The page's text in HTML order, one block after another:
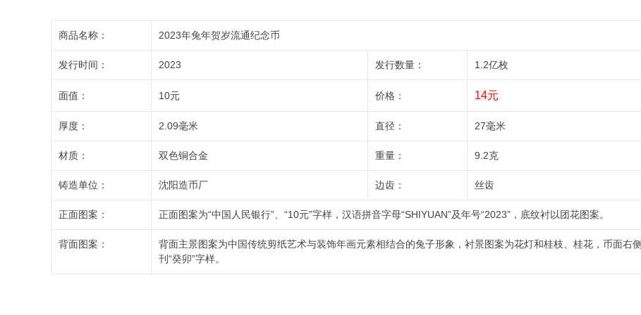
商品名称： 2023年兔年贺岁流通纪念币
发行时间： 2023 发行数量： 1.2亿枚
面值： 10元 价格： 14元
厚度： 2.09毫米 直径： 27毫米
材质： 双色铜合金 重量： 9.2克
铸造单位： 沈阳造币厂 边齿： 丝齿
正面图案： 正面图案为“中国人民银行”、“10元”字样，汉语拼音字母“SHIYUAN”及年号“2023”，底纹衬以团花图案。
背面图案：
背面主景图案为中国传统剪纸艺术与装饰年画元素相结合的兔子形象，衬景图案为花灯和桂枝、桂花，币面右侧
刊“癸卯”字样。